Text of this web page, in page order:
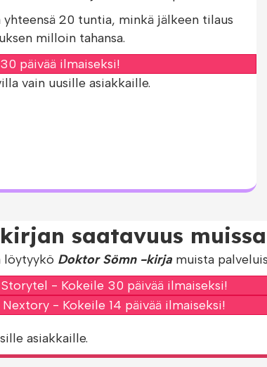
20 tuntia, minkä jälkeen tilaus
milloin tahansa.
päivää ilmaiseksi!
vain uusille asiakkaille.
saatavuus
löytyykö Doktor Sömn -kirja muista
Storytel - Kokeile 30 päivää ilmaiseksi!
Nextory - Kokeile 14 päivää ilmaiseksi!
asiakkaille.